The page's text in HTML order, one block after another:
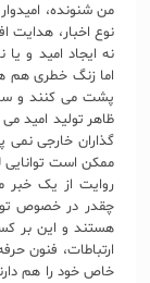
من شنونده،
نوع اخبار، هدایت
نه ایجاد امید و
اما زنگ خطری هم
پشت می کنند و
ظاهر تولید امید
گذاران خارجی
ممکن است توانایی
روایت از یک خبر
چقدر در خصوص
هستند و این بر
ارتباطات، فنون
خاص خود را هم